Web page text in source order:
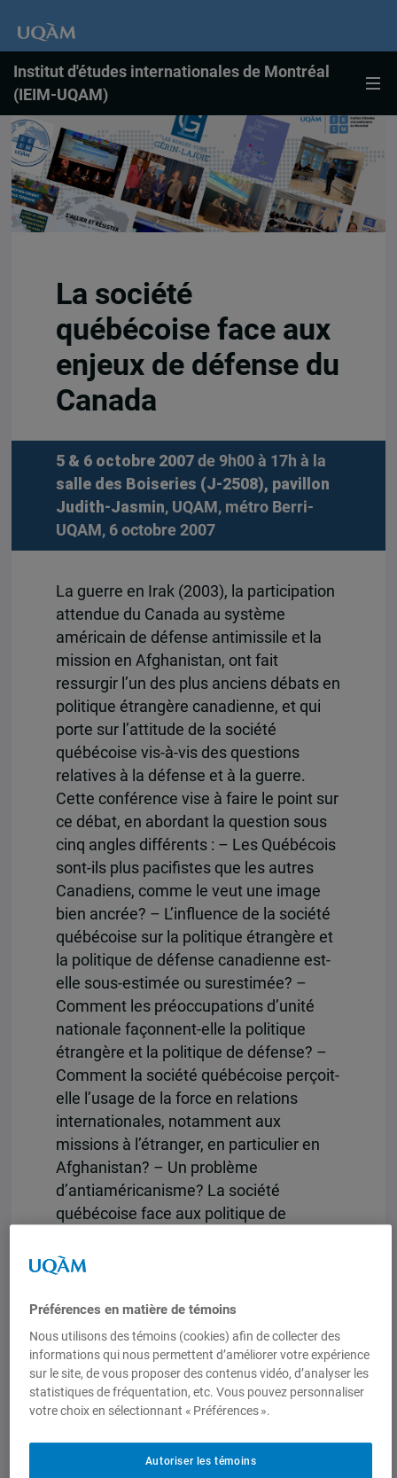
Institut d'études internationales de Montréal
(IEIM-UQAM)
La société
québécoise face aux
enjeux de défense du
Canada
5 & 6 octobre 2007de 9h00 à 17h à la
salle des Boiseries (J-2508), pavillon
Judith-Jasmin, UQAM, métro Berri-
UQAM, 6 octobre 2007
La guerre en Irak (2003), la participation
attendue du Canada au système
américain de défense antimissile et la
mission en Afghanistan, ont fait
ressurgir l’un des plus anciens débats en
politique étrangère canadienne, et qui
porte sur l’attitude de la société
québécoise vis-à-vis des questions
relatives à la défense et à la guerre.
Cette conférence vise à faire le point sur
ce débat, en abordant la question sous
cinq angles différents : – Les Québécois
sont-ils plus pacifistes que les autres
Canadiens, comme le veut une image
bien ancrée? – L’influence de la société
québécoise sur la politique étrangère et
la politique de défense canadienne est-
elle sous-estimée ou surestimée? –
Comment les préoccupations d’unité
nationale façonnent-elle la politique
étrangère et la politique de défense? –
Comment la société québécoise perçoit-
elle l’usage de la force en relations
internationales, notamment aux
missions à l’étranger, en particulier en
Afghanistan? – Un problème
d’antiaméricanisme? La société
québécoise face aux politique de
mais inscription obligatoire auprès de
letourneau.charles@uqam.ca – 514 987
3000 #8929***
Programme VENDREDI 5 OCTOBRE 2007
8h30 : Accueil et mot de bienvenue
Stéphane Roussel (UQAM) et Stéphane
– 10h30 : Les Québécois ont-ils une
attitude différente des autres
Préférences en matière de témoins
Nous utilisons des témoins (cookies) afin de collecter des
informations qui nous permettent d’améliorer votre expérience
sur le site, de vous proposer des contenus vidéo, d’analyser les
statistiques de fréquentation, etc. Vous pouvez personnaliser
votre choix en sélectionnant « Préférences ».
Autoriser les témoins